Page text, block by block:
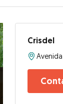
Crisdel